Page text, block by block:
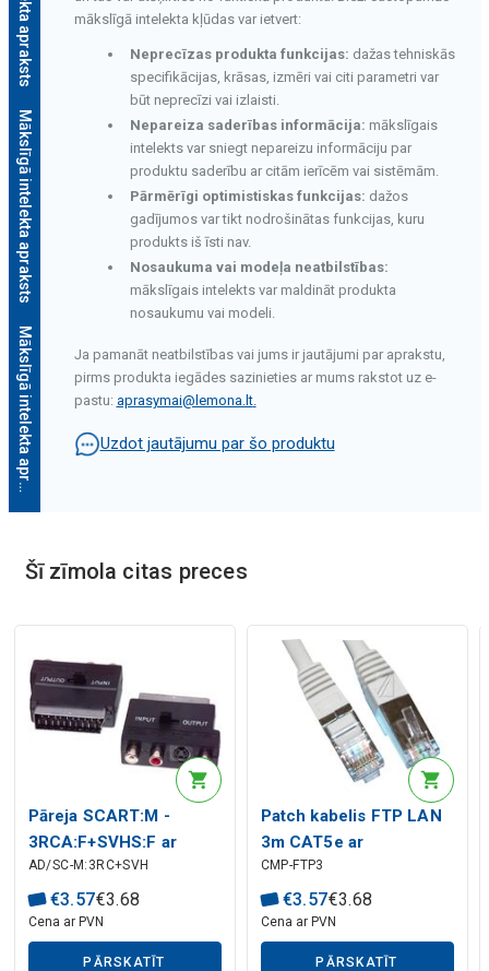
Mākslīgā intelekta apraksts
M
ā
k
s
l
ī
g
ā
i
n
t
e
l
e
k
t
a
a
p
r
a
k
s
t
s
Mākslīgā intelekta apraksts
Mākslīgā intelekta apraksts
mākslīgā intelekta kļūdas var ietvert:
Neprecīzas produkta funkcijas: dažas tehniskās
specifikācijas, krāsas, izmēri vai citi parametri var
būt neprecīzi vai izlaisti.
Nepareiza saderības informācija: mākslīgais
intelekts var sniegt nepareizu informāciju par
produktu saderību ar citām ierīcēm vai sistēmām.
Pārmērīgi optimistiskas funkcijas: dažos
gadījumos var tikt nodrošinātas funkcijas, kuru
produkts iš īsti nav.
Nosaukuma vai modeļa neatbilstības:
mākslīgais intelekts var maldināt produkta
nosaukumu vai modeli.
Ja pamanāt neatbilstības vai jums ir jautājumi par aprakstu,
pirms produkta iegādes sazinieties ar mums rakstot uz e-
pastu: aprasymai@lemona.lt.
Uzdot jautājumu par šo produktu
Šī zīmola citas preces
Pāreja SCART:M -
3RCA:F+SVHS:F ar
slēdzi
AD/SC-M:3RC+SVH
€3.57€3.68
Cena ar PVN
PĀRSKATĪT
Patch kabelis FTP LAN
3m CAT5e ar
spraudņiem
CMP-FTP3
€3.57€3.68
Cena ar PVN
PĀRSKATĪT